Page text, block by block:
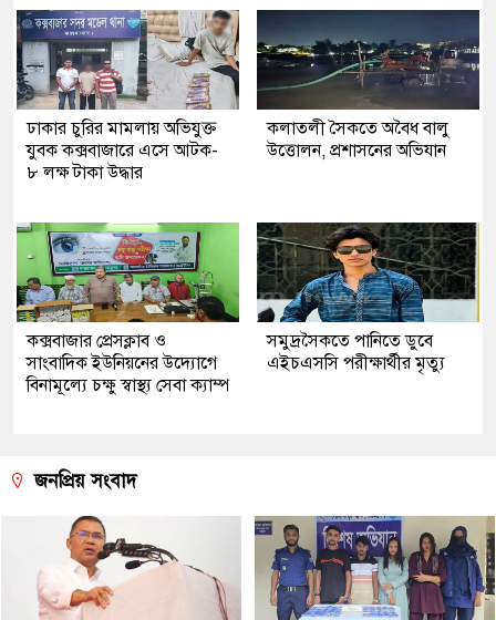
ঢাকার চুরির মামলায় অভিযুক্ত
যুবক কক্সবাজারে এসে আটক-
৮ লক্ষ টাকা উদ্ধার
কলাতলী সৈকতে অবৈধ বালু
উত্তোলন, প্রশাসনের অভিযান
কক্সবাজার প্রেসক্লাব ও
সাংবাদিক ইউনিয়নের উদ্যোগে
বিনামূল্যে চক্ষু স্বাস্থ্য সেবা ক্যাম্প
সমুদ্রসৈকতে পানিতে ডুবে
এইচএসসি পরীক্ষার্থীর মৃত্যু
জনপ্রিয় সংবাদ